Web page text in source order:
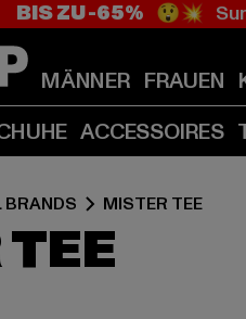
BIS ZU -65% 😲💥
MÄNNER FRAUEN
ACCESSOIRES
BRANDS MISTER TEE